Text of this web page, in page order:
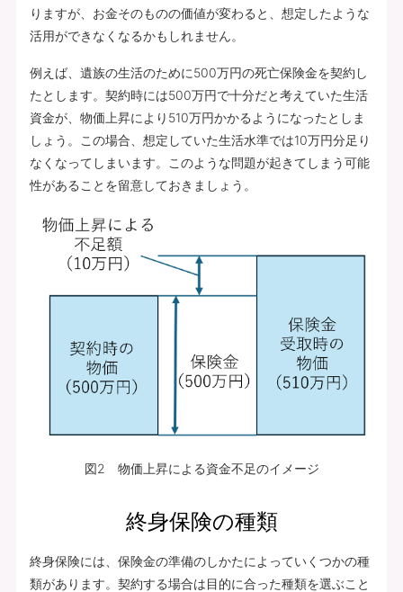
りますが、お金そのものの価値が変わると、想定したような
活用ができなくなるかもしれません。
例えば、遺族の生活のために500万円の死亡保険金を契約し
たとします。契約時には500万円で十分だと考えていた生活
資金が、物価上昇により510万円かかるようになったとしま
しょう。この場合、想定していた生活水準では10万円分足り
なくなってしまいます。このような問題が起きてしまう可能
性があることを留意しておきましょう。
図2 物価上昇による資金不足のイメージ
終身保険の種類
終身保険には、保険金の準備のしかたによっていくつかの種
類があります。契約する場合は目的に合った種類を選ぶこと